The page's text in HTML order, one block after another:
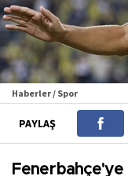
Haberler / Spor
PAYLAŞ
Fenerbahçe'ye